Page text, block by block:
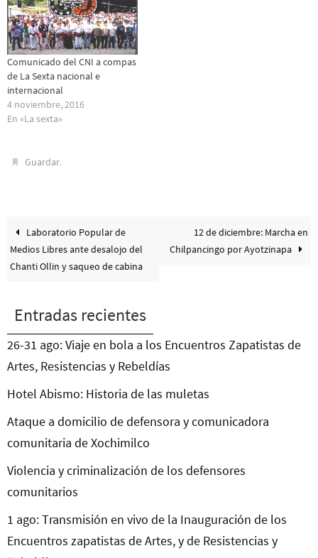
Comunicado del CNI a compas
de La Sexta nacional e
internacional
4 noviembre, 2016
En «La sexta»
Guardar.
Laboratorio Popular de
Medios Libres ante desalojo del
Chanti Ollin y saqueo de cabina
12 de diciembre: Marcha en
Chilpancingo por Ayotzinapa
Entradas recientes
26-31 ago: Viaje en bola a los Encuentros Zapatistas de
Artes, Resistencias y Rebeldías
Hotel Abismo: Historia de las muletas
Ataque a domicilio de defensora y comunicadora
comunitaria de Xochimilco
Violencia y criminalización de los defensores
comunitarios
1 ago: Transmisión en vivo de la Inauguración de los
Encuentros zapatistas de Artes, y de Resistencias y